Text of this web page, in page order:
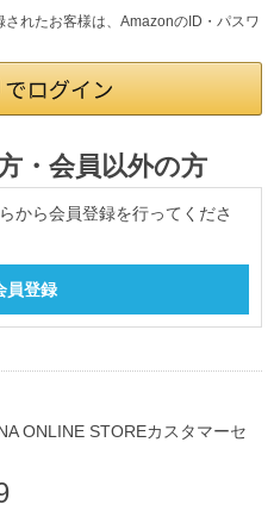
れたお客様は、AmazonのID・パスワ
・会員以外の方
から会員登録を行ってくださ
ONLINE STOREカスタマーセ